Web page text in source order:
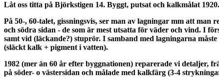
Låt oss titta på Björkstigen 14. Byggt, putsat och kalkmålat
På 50-, 60-talet, gissningsvis, ser man av lagningar mm att man
och södra sidan - de som är mest utsatta för väder och vind. I
samt vid (läckande?) stuprör. I samband med lagningarna
(släckt kalk + pigment i vatten).
1982 (mer än 60 år efter byggnationen) reparerade vi detaljer,
på söder- o västersidan och målade med kalkfärg (3-4